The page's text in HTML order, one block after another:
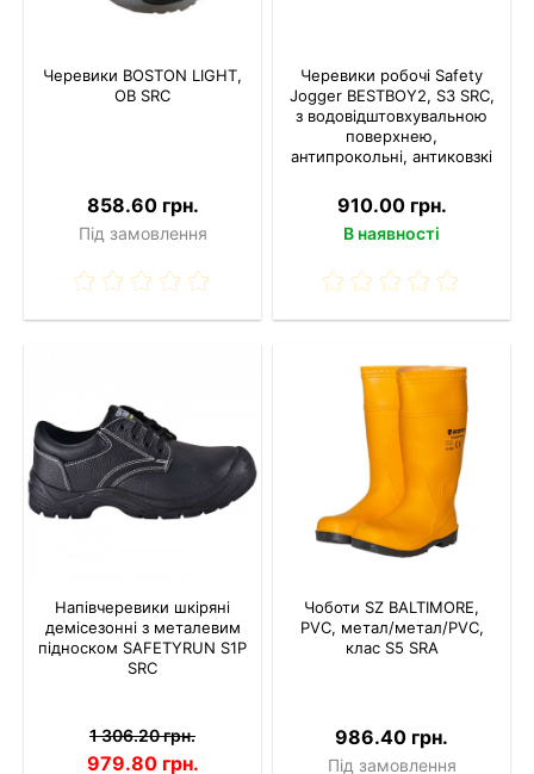
Черевики BOSTON LIGHT,
OB SRC
858.60 грн.
Під замовлення
Черевики робочі Safety
Jogger BESTBOY2, S3 SRC,
з водовідштовхувальною
поверхнею,
антипрокольні, антиковзкі
910.00 грн.
В наявності
Напівчеревики шкіряні
демісезонні з металевим
підноском SAFETYRUN S1P
SRC
979.80 грн.
1 306.20 грн.
Чоботи SZ BALTIMORE,
PVC, метал/метал/PVC,
клас S5 SRA
986.40 грн.
Під замовлення